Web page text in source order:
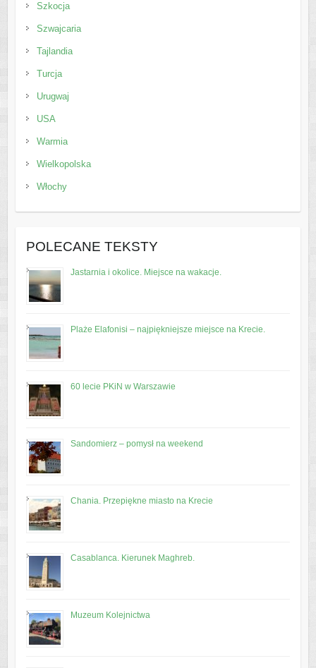
Szkocja
Szwajcaria
Tajlandia
Turcja
Urugwaj
USA
Warmia
Wielkopolska
Włochy
POLECANE TEKSTY
Jastarnia i okolice. Miejsce na wakacje.
Plaże Elafonisi – najpiękniejsze miejsce na Krecie.
60 lecie PKiN w Warszawie
Sandomierz – pomysł na weekend
Chania. Przepiękne miasto na Krecie
Casablanca. Kierunek Maghreb.
Muzeum Kolejnictwa